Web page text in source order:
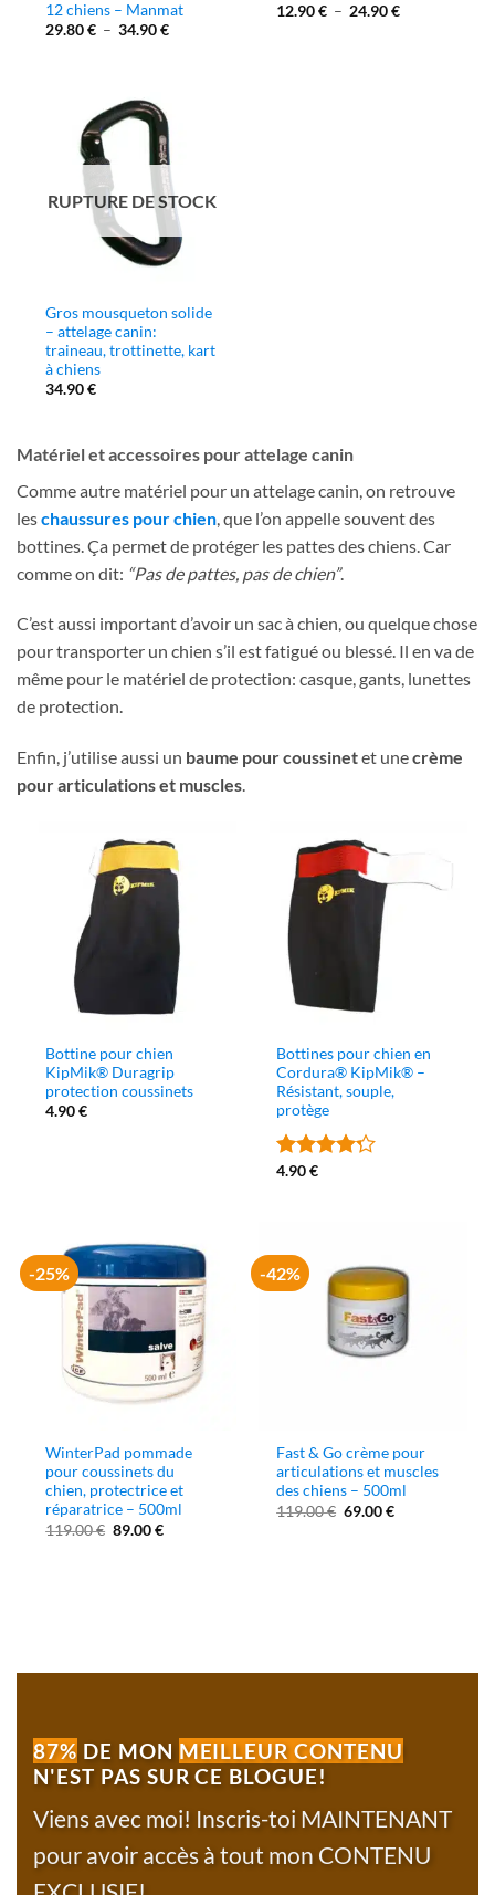
12 chiens – Manmat
29.80€ – 34.90€Plage
12.90€ – 24.90€Plage
RUPTURE DE STOCK
Gros mousqueton solide
– attelage canin:
traineau, trottinette, kart
à chiens
34.90€
Matériel et accessoires pour attelage canin
Comme autre matériel pour un attelage canin, on retrouve
leschaussures pour chien , que l’on appelle souvent des
bottines. Ça permet de protéger les pattes des chiens. Car
comme on dit: “Pas de pattes, pas de chien”.
C’est aussi important d’avoir un sac à chien, ou quelque chose
pour transporter un chien s’il est fatigué ou blessé. Il en va de
même pour le matériel de protection: casque, gants, lunettes
de protection.
Enfin, j’utilise aussi un baume pour coussinetet unecrème
pour articulations et muscles.
Bottine pour chien
KipMik® Duragrip
protection coussinets
4.90€
Bottines pour chien en
Cordura® KipMik® –
Résistant, souple,
protège
Note
4.90€
-25%
WinterPad pommade
pour coussinets du
chien, protectrice et
réparatrice – 500ml
119.00€ Le
89.00€Le
-42%
Fast & Go crème pour
articulations et muscles
des chiens – 500ml
119.00€ Le
69.00€Le
87%DE MON MEILLEUR CONTENU
N'EST PAS SUR CE BLOGUE!
Viens avec moi! Inscris-toi MAINTENANT
pour avoir accès à tout mon CONTENU